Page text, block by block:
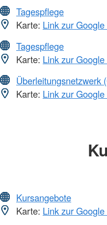
Tagespflege
Karte: Link zur
Tagespflege
Karte: Link zur
Überleitungsnetzwerk
Karte: Link zur
Kursangebote
Karte: Link zur